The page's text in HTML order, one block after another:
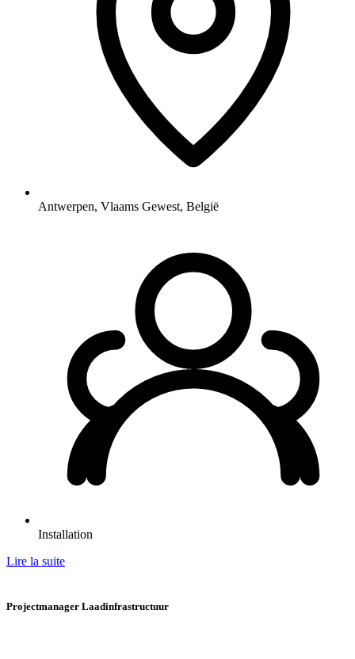
Antwerpen, Vlaams Gewest, België
Installation
Lire la suite
Projectmanager Laadinfrastructuur